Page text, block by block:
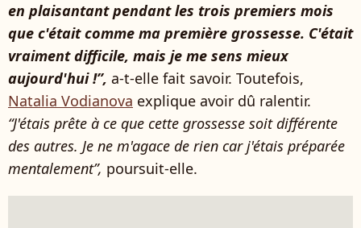
en plaisantant pendant les trois premiers mois
que c'était comme ma première grossesse. C'était
vraiment difficile, mais je me sens mieux
aujourd'hui !”, a-t-elle fait savoir. Toutefois,
Natalia Vodianova explique avoir dû ralentir.
“J'étais prête à ce que cette grossesse soit différente
des autres. Je ne m'agace de rien car j'étais préparée
mentalement”, poursuit-elle.